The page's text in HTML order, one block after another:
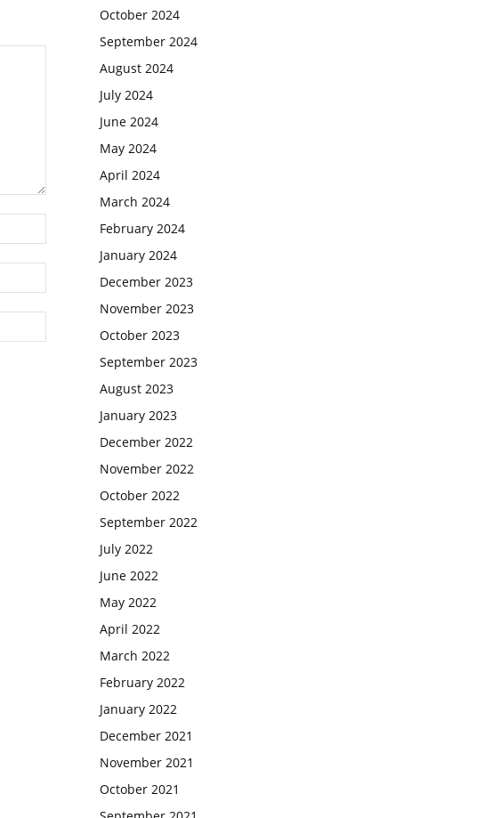
October 2024
September 2024
August 2024
July 2024
June 2024
May 2024
April 2024
March 2024
February 2024
January 2024
December 2023
November 2023
October 2023
September 2023
August 2023
January 2023
December 2022
November 2022
October 2022
September 2022
July 2022
June 2022
May 2022
April 2022
March 2022
February 2022
January 2022
December 2021
November 2021
October 2021